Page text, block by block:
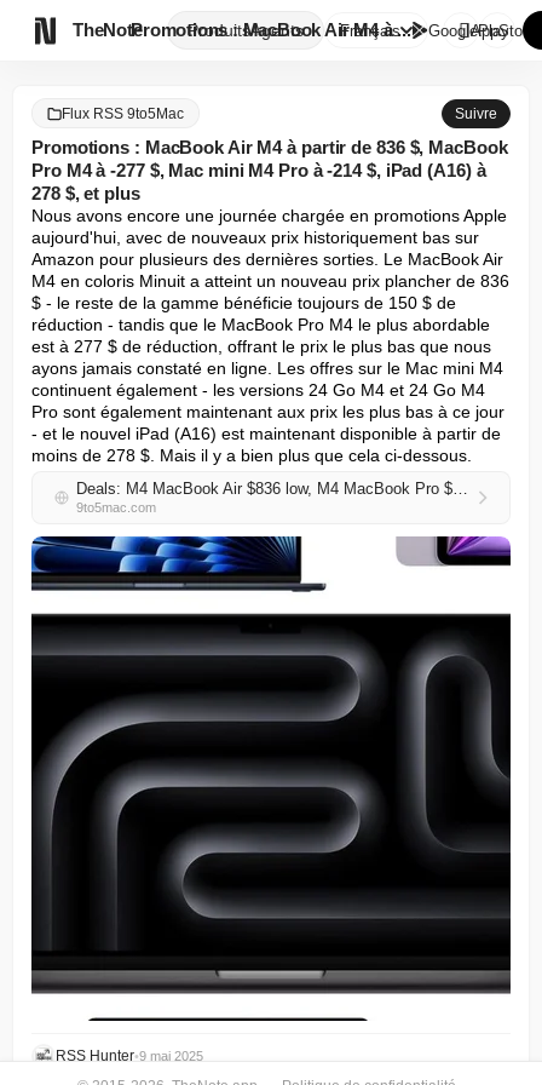
TheNote ProduitsAgents
Promotions : MacBook Air M4 à ...
Français GooglePlay
AppStore
Flux RSS 9to5Mac Suivre
Promotions : MacBook Air M4 à partir de 836 $, MacBook
Pro M4 à -277 $, Mac mini M4 Pro à -214 $, iPad (A16) à
278 $, et plus
Nous avons encore une journée chargée en promotions Apple
aujourd'hui, avec de nouveaux prix historiquement bas sur
Amazon pour plusieurs des dernières sorties. Le MacBook Air
M4 en coloris Minuit a atteint un nouveau prix plancher de 836
$ - le reste de la gamme bénéficie toujours de 150 $ de
réduction - tandis que le MacBook Pro M4 le plus abordable
est à 277 $ de réduction, offrant le prix le plus bas que nous
ayons jamais constaté en ligne. Les offres sur le Mac mini M4
continuent également - les versions 24 Go M4 et 24 Go M4
Pro sont également maintenant aux prix les plus bas à ce jour
- et le nouvel iPad (A16) est maintenant disponible à partir de
moins de 278 $. Mais il y a bien plus que cela ci-dessous.
Deals: M4 MacBook Air $836 low, M4 MacBook Pro $277 off, M4 Pro Mac mini $214 off, iPad (A16) $278, more
9to5mac.com
RSS Hunter•9 mai 2025